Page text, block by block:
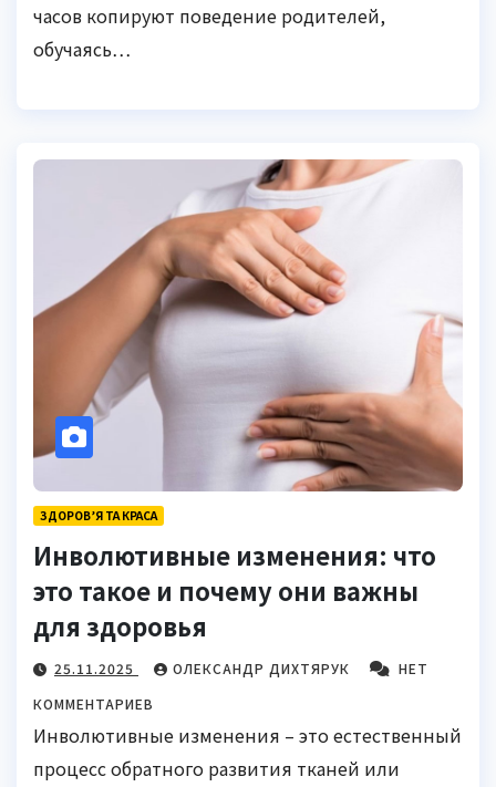
часов копируют поведение родителей,
обучаясь…
ЗДОРОВ’Я ТА КРАСА
Инволютивные изменения: что
это такое и почему они важны
для здоровья
25.11.2025 ОЛЕКСАНДР ДИХТЯРУК
НЕТ
КОММЕНТАРИЕВ
Инволютивные изменения – это естественный
процесс обратного развития тканей или